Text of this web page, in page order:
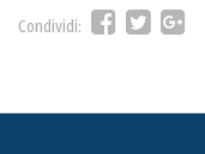
Condividi: